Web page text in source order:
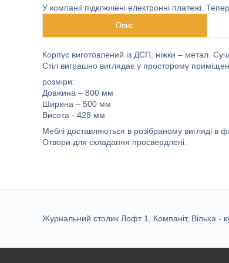
У компанії підключені електронні платежі.
Опис
Корпус виготовлений із ДСП, ніжки – метал.
Стіл виграшно виглядає у просторому
розміри:
Довжина – 800 мм
Ширина – 500 мм
Висота - 428 мм
Меблі доставляються в розібраному вигляді в
Отвори для складання просвердлені.
Журнальний столик Лофт 1, Компаніт, Вільха -